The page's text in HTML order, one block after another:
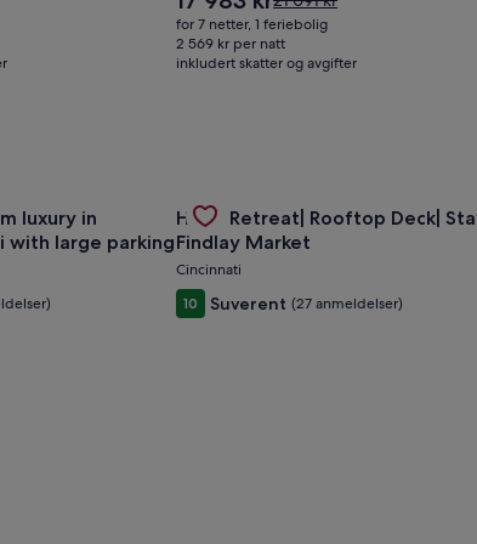
er
17 983 kr
var
21 091 kr.
Se
for 7 netter, 1 feriebolig
2 569 kr per natt
inkludert skatter og avgifter
luxury in
with large parking
Gallery
Carousel
Huge Retreat| Rooftop Deck|
Findlay Market
Cincinnati
10 Suverent (27 anmeldelser)